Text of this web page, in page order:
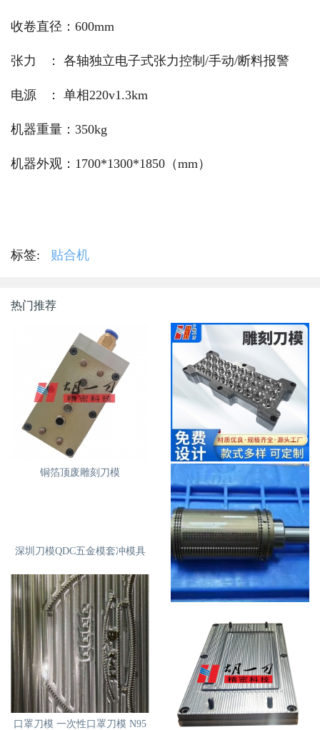
收卷直径：600mm
张力 ： 各轴独立电子式张力控制/手动/断料报警
电源 ： 单相220v1.3km
机器重量：350kg
机器外观：1700*1300*1850（mm）
标签: 贴合机
热门推荐
铜箔顶废雕刻刀模
深圳刀模雕刻模自动清废落料
模具
深圳刀模QDC五金模套冲模具
型口罩刀模 深圳胡一刀
口罩刀模 一次性口罩刀模 N95